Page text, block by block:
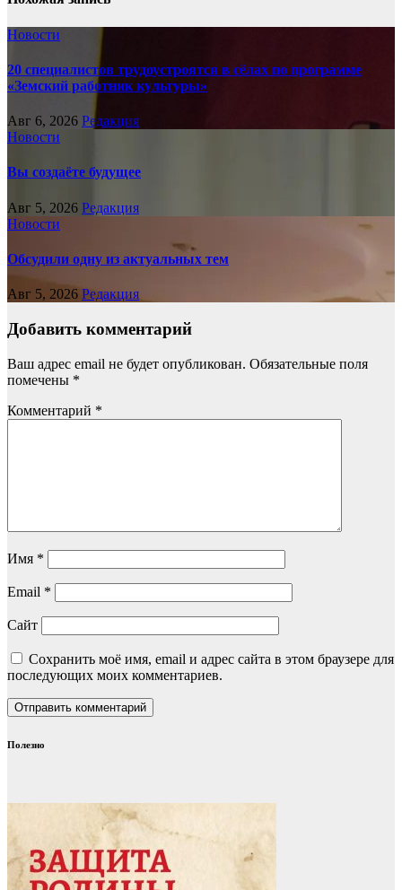
Новости
20 специалистов трудоустроятся в сёлах по программе
«Земский работник культуры»
Авг 6, 2026 Редакция
Новости
Вы создаёте будущее
Авг 5, 2026 Редакция
Новости
Обсудили одну из актуальных тем
Авг 5, 2026 Редакция
Добавить комментарий
Ваш адрес email не будет опубликован. Обязательные поля
помечены *
Комментарий *
Имя *
Email *
Сайт
Сохранить моё имя, email и адрес сайта в этом браузере для
последующих моих комментариев.
Полезно